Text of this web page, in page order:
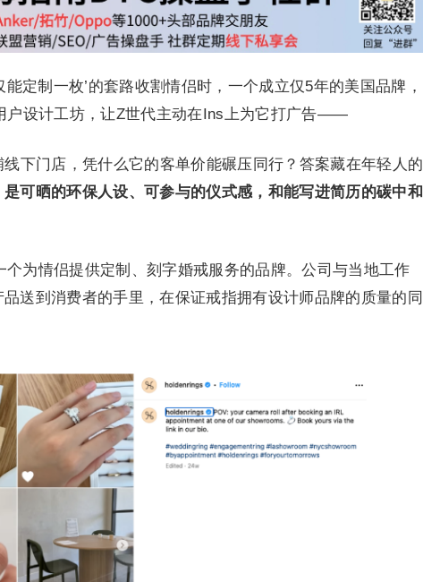
定制一枚’的套路收割情侣时，一个成立仅5年的美国品牌，
户设计工坊，让Z世代主动在Ins上为它打广告——
下门店，凭什么它的客单价能碾压同行？答案藏在年轻人的
可晒的环保人设、可参与的仪式感，和能写进简历的碳中和
个为情侣提供定制、刻字婚戒服务的品牌。公司与当地工作
送到消费者的手里，在保证戒指拥有设计师品牌的质量的同